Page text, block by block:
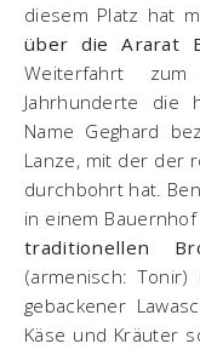
diesem Platz hat
über die Ararat
Weiterfahrt
Jahrhunderte die
Name Geghard
Lanze, mit der der
durchbohrt hat.
in einem
traditionellen
(armenisch:
gebackener
Käse und Kräuter